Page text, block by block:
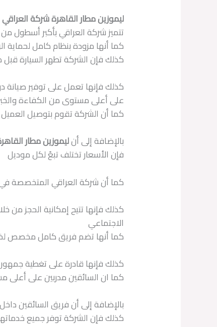
ليموزين مطار القاهرة شركة العراقي
تتميز شركة العراقي بأكبر أسطول
كما أنها مزودة بنظام كامل لحماية
كذلك فإن الشركة تطهر السيارة
كذلك فإنها تعمل على توفير صيانة
على أعلى مستوى من الكفاءة
كما أن الشركة تقوم بتوصيل
بالإضافة إلى أنليموزين مطار
فإن الأسعار تختلف تبعً لكل موديل
كما أن شركة العراقي المتخصصة في
كذلك فإنها تتيح إمكانية الحجز
الاجتماعي
كما أنها تضم فريق كامل مخصص
كذلك فإنها قادرة على تغطية
كما ان السائقين مدربين على أعلى
بالإضافة إلى أن فريق السائقين
كذلك فإن الشركة توفر جميع